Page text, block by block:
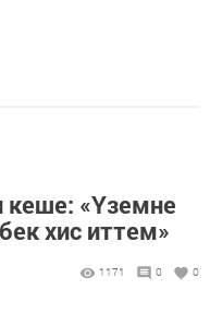
кеше: «Үземне
хис иттем»
1171 0 0